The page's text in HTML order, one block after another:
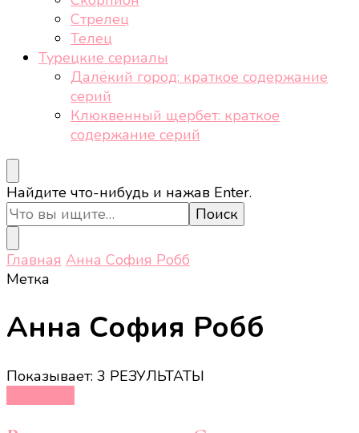
Стрелец
Телец
Турецкие сериалы
Далёкий город: краткое содержание
серий
Клюквенный щербет: краткое
содержание серий
Ищите
что-
то?
Найдите что-нибудь и нажав Enter.
Главная Анна София Робб
Метка
Анна София Робб
Показывает: 3 РЕЗУЛЬТАТЫ